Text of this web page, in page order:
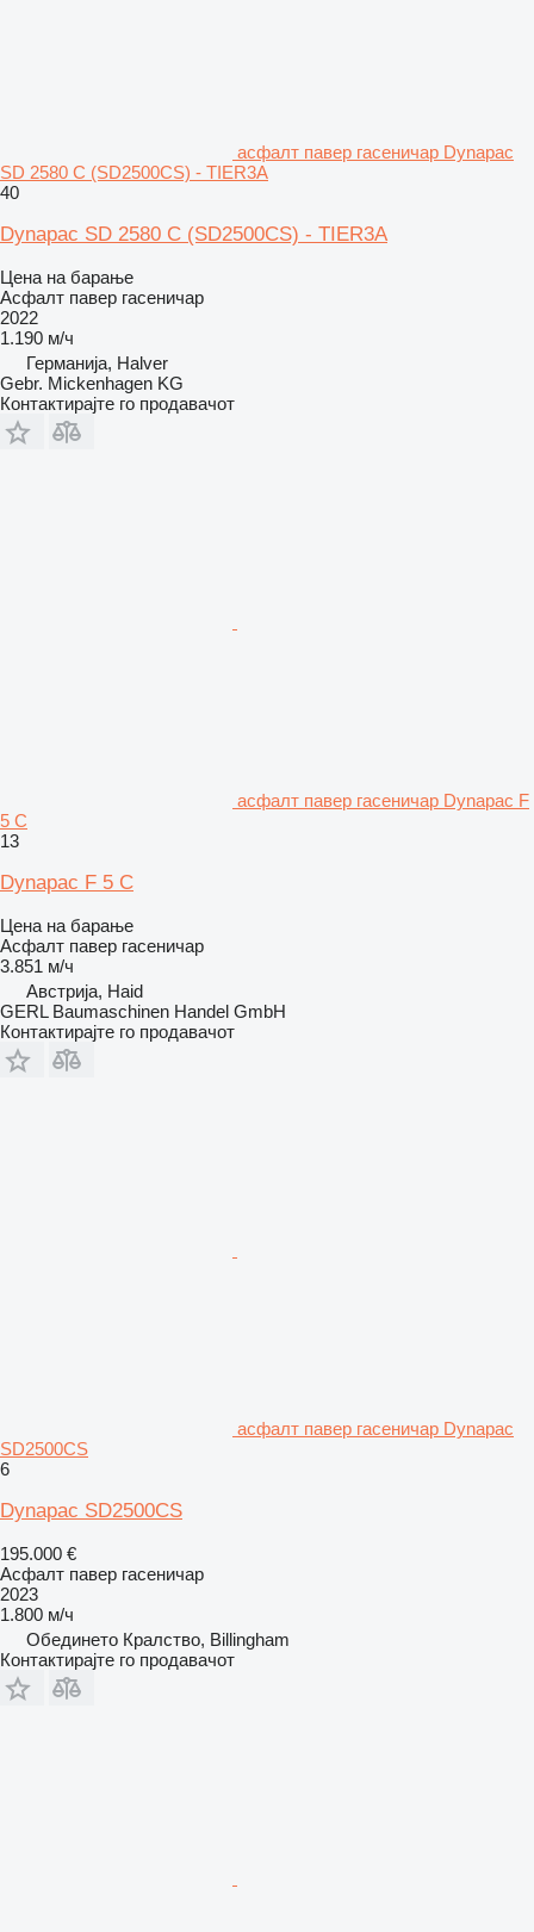
асфалт павер гасеничар Dynapac
SD 2580 C (SD2500CS) - TIER3A
40
Dynapac SD 2580 C (SD2500CS) - TIER3A
Цена на барање
Асфалт павер гасеничар
2022
1.190 м/ч
Германија, Halver
Gebr. Mickenhagen KG
Контактирајте го продавачот
асфалт павер гасеничар Dynapac F
5 C
13
Dynapac F 5 C
Цена на барање
Асфалт павер гасеничар
3.851 м/ч
Австрија, Haid
GERL Baumaschinen Handel GmbH
Контактирајте го продавачот
асфалт павер гасеничар Dynapac
SD2500CS
6
Dynapac SD2500CS
195.000 €
Асфалт павер гасеничар
2023
1.800 м/ч
Обединето Кралство, Billingham
Контактирајте го продавачот